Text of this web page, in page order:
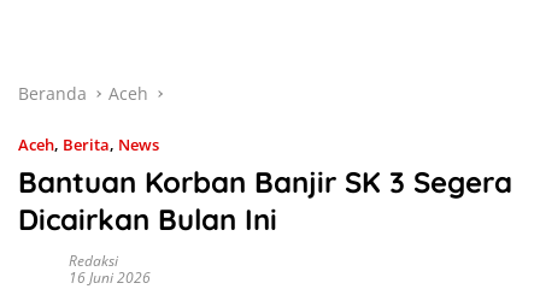
Beranda Aceh
Aceh, Berita, News
Bantuan Korban Banjir SK 3 Segera
Dicairkan Bulan Ini
Redaksi
16 Juni 2026